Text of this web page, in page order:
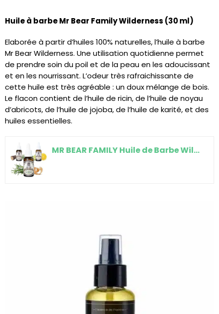
Huile à barbe Mr Bear Family Wilderness (30 ml)
Elaborée à partir d’huiles 100% naturelles, l’huile à barbe
Mr Bear Wilderness. Une utilisation quotidienne permet
de prendre soin du poil et de la peau en les adoucissant
et en les nourrissant. L’odeur très rafraichissante de
cette huile est très agréable : un doux mélange de bois.
Le flacon contient de l’huile de ricin, de l’huile de noyau
d’abricots, de l’huile de jojoba, de l’huile de karité, et des
huiles essentielles.
MR BEAR FAMILY Huile de Barbe Wilderness 30 ml